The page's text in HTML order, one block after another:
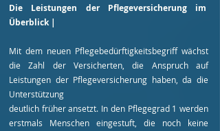
Die Leistungen der Pflegeversicherung im
Überblick |
Mit dem neuen Pflegebedürftigkeitsbegriff wächst
die Zahl der Versicherten, die Anspruch auf
Leistungen der Pflegeversicherung haben, da die
Unterstützung
deutlich früher ansetzt. In den Pflegegrad 1 werden
erstmals Menschen eingestuft, die noch keine